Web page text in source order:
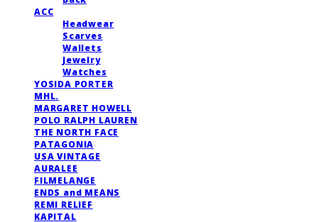
ACC
Headwear
Scarves
Wallets
Jewelry
Watches
YOSIDA PORTER
MHL.
MARGARET HOWELL
POLO RALPH LAUREN
THE NORTH FACE
PATAGONIA
USA VINTAGE
AURALEE
FILMELANGE
ENDS and MEANS
REMI RELIEF
KAPITAL